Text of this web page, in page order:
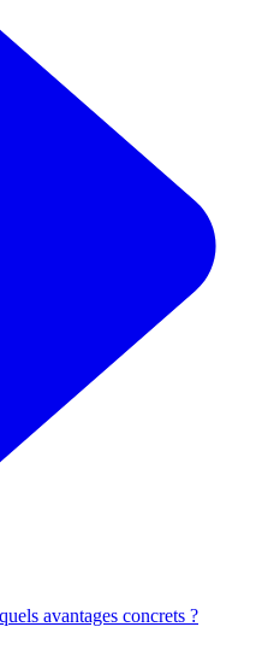
avantages concrets ?